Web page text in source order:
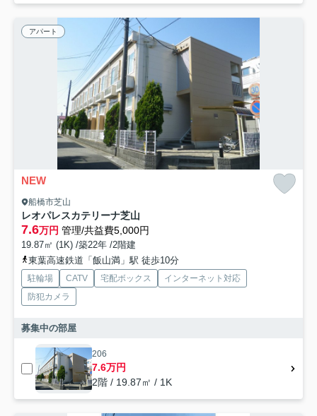
アパート
NEW
船橋市芝山
レオパレスカテリーナ芝山
7.6万円 管理/共益費5,000円
19.87㎡ (1K) /築22年 /2階建
東葉高速鉄道「飯山満」駅 徒歩10分
駐輪場 CATV 宅配ボックス
インターネット対応
防犯カメラ
募集中の部屋
206
7.6万円
2階 / 19.87㎡ / 1K